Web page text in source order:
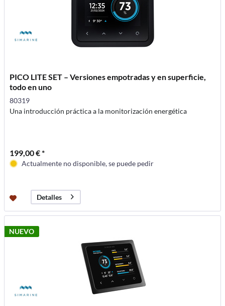
PICO LITE SET – Versiones empotradas y en superficie,
todo en uno
80319
Una introducción práctica a la monitorización energética
199,00 € *
Actualmente no disponible, se puede pedir
Detalles
NUEVO